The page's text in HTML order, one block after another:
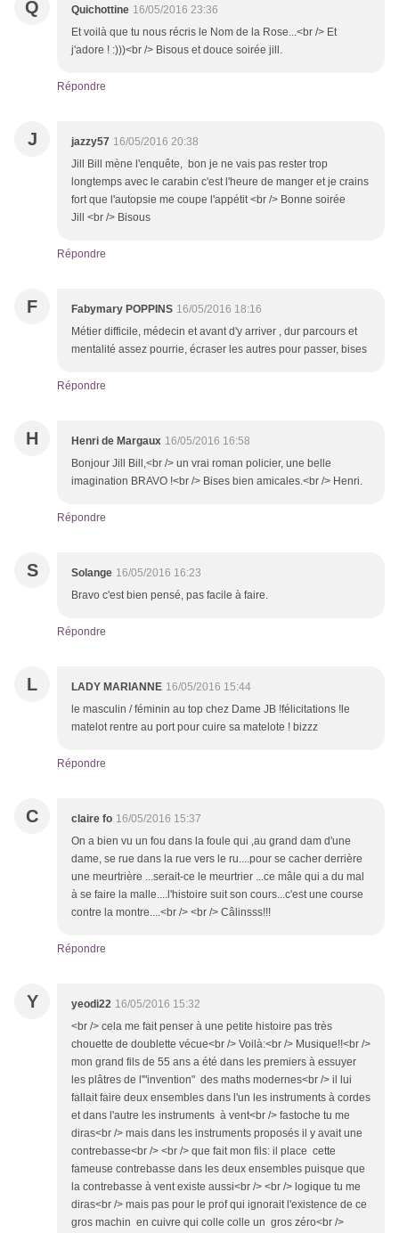
Q Quichottine 16/05/2016 23:36
Et voilà que tu nous récris le Nom de la Rose...<br /> Et
j'adore ! :)))<br /> Bisous et douce soirée jill.
Répondre
J jazzy57 16/05/2016 20:38
Jill Bill mène l'enquête, bon je ne vais pas rester trop
longtemps avec le carabin c'est l'heure de manger et je crains
fort que l'autopsie me coupe l'appétit <br /> Bonne soirée
Jill <br /> Bisous
Répondre
F Fabymary POPPINS 16/05/2016 18:16
Métier difficile, médecin et avant d'y arriver , dur parcours et
mentalité assez pourrie, écraser les autres pour passer, bises
Répondre
H Henri de Margaux 16/05/2016 16:58
Bonjour Jill Bill,<br /> un vrai roman policier, une belle
imagination BRAVO !<br /> Bises bien amicales.<br /> Henri.
Répondre
S Solange 16/05/2016 16:23
Bravo c'est bien pensé, pas facile à faire.
Répondre
L LADY MARIANNE 16/05/2016 15:44
le masculin / féminin au top chez Dame JB !félicitations !le
matelot rentre au port pour cuire sa matelote ! bizzz
Répondre
C claire fo 16/05/2016 15:37
On a bien vu un fou dans la foule qui ,au grand dam d'une
dame, se rue dans la rue vers le ru....pour se cacher derrière
une meurtrière ...serait-ce le meurtrier ...ce mâle qui a du mal
à se faire la malle....l'histoire suit son cours...c'est une course
contre la montre....<br /> <br /> Câlinsss!!!
Répondre
Y yeodi22 16/05/2016 15:32
<br /> cela me fait penser à une petite histoire pas très
chouette de doublette vécue<br /> Voilà:<br /> Musique!!<br />
mon grand fils de 55 ans a été dans les premiers à essuyer
les plâtres de l'"invention" des maths modernes<br /> il lui
fallait faire deux ensembles dans l'un les instruments à cordes
et dans l'autre les instruments à vent<br /> fastoche tu me
diras<br /> mais dans les instruments proposés il y avait une
contrebasse<br /> <br /> que fait mon fils: il place cette
fameuse contrebasse dans les deux ensembles puisque que
la contrebasse à vent existe aussi<br /> <br /> logique tu me
diras<br /> mais pas pour le prof qui ignorait l'existence de ce
gros machin en cuivre qui colle colle un gros zéro<br />